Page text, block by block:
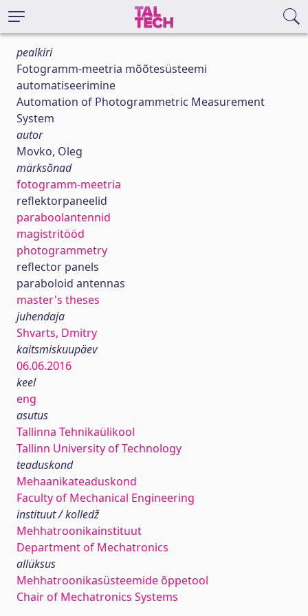
pealkiri
Fotogramm-meetria mõõtesüsteemi
automatiseerimine
Automation of Photogrammetric Measurement
System
autor
Movko, Oleg
märksõnad
fotogramm-meetria
reflektorpaneelid
paraboolantennid
magistritööd
photogrammetry
reflector panels
paraboloid antennas
master's theses
juhendaja
Shvarts, Dmitry
kaitsmiskuupäev
06.06.2016
keel
eng
asutus
Tallinna Tehnikaülikool
Tallinn University of Technology
teaduskond
Mehaanikateaduskond
Faculty of Mechanical Engineering
instituut / kolledž
Mehhatroonikainstituut
Department of Mechatronics
allüksus
Mehhatroonikasüsteemide õppetool
Chair of Mechatronics Systems